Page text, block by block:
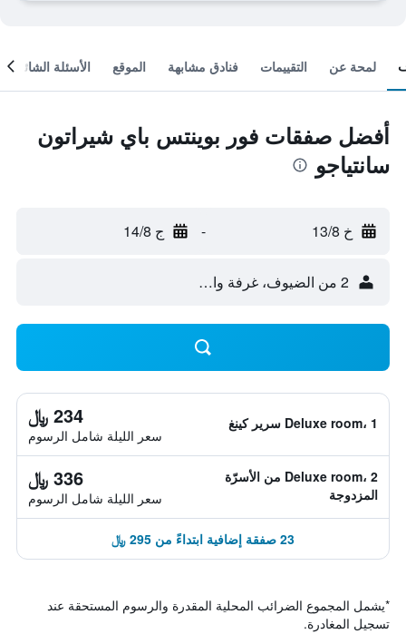
لمحة عن التقييمات فنادق مشابهة الموقع الأسئلة الشائعة
أفضل صفقات فور بوينتس باي شيراتون
سانتياجو
خ 13/8 - ج 14/8
2 من الضيوف، غرفة واحدة
Deluxe room، 1 سرير كينغ 234 ﷼
سعر الليلة شامل الرسوم
Deluxe room، 2 من الأسرّة
المزدوجة
336 ﷼
سعر الليلة شامل الرسوم
23 صفقة إضافية ابتداءً من 295 ﷼
*يشمل المجموع الضرائب المحلية المقدرة والرسوم المستحقة عند
تسجيل المغادرة.